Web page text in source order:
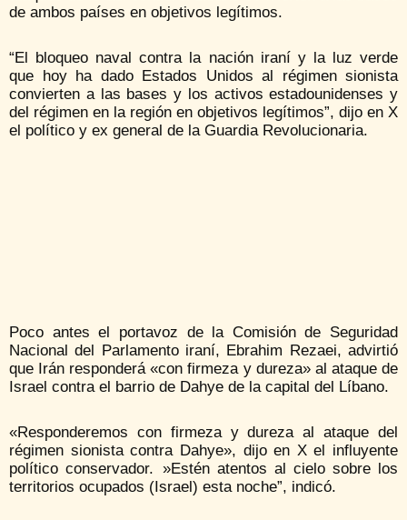
de ambos países en objetivos legítimos.
“El bloqueo naval contra la nación iraní y la luz verde
que hoy ha dado Estados Unidos al régimen sionista
convierten a las bases y los activos estadounidenses y
del régimen en la región en objetivos legítimos”, dijo en X
el político y ex general de la Guardia Revolucionaria.
Poco antes el portavoz de la Comisión de Seguridad
Nacional del Parlamento iraní, Ebrahim Rezaei, advirtió
que Irán responderá «con firmeza y dureza» al ataque de
Israel contra el barrio de Dahye de la capital del Líbano.
«Responderemos con firmeza y dureza al ataque del
régimen sionista contra Dahye», dijo en X el influyente
político conservador. »Estén atentos al cielo sobre los
territorios ocupados (Israel) esta noche”, indicó.